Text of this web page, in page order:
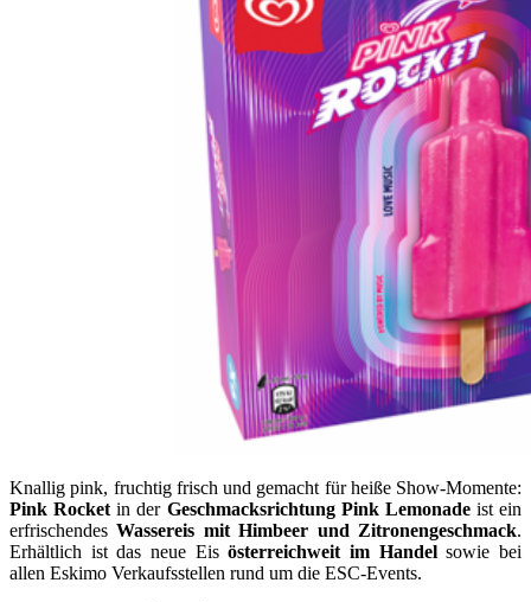
Knallig pink, fruchtig frisch und gemacht für heiße Show-Momente:
Pink Rocket in der Geschmacksrichtung Pink Lemonadeist ein
erfrischendesWassereis mit Himbeer und Zitronengeschmack.
Erhältlich ist das neue Eisösterreichweit im Handelsowie bei
allen Eskimo Verkaufsstellen rund um die ESC-Events.